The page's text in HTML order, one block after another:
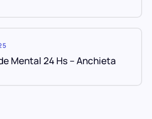
Mental 24 Hs – Anchieta